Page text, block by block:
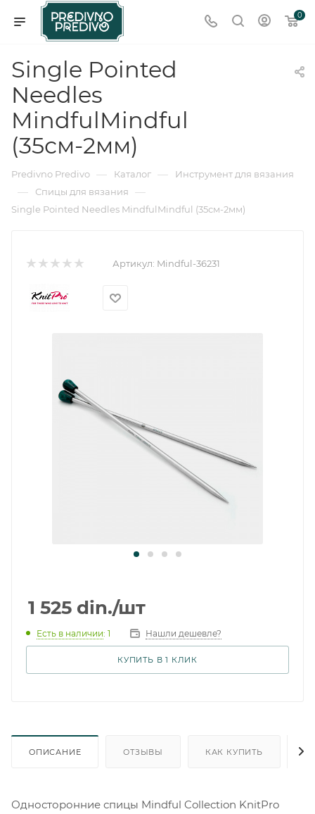
0
Single Pointed
Needles
MindfulMindful
(35см-2мм)
Predivno Predivo — Каталог — Инструмент для вязания
— Спицы для вязания —
Single Pointed Needles MindfulMindful (35см-2мм)
Артикул: Mindful-36231
1 525 din./шт
Есть в наличии: 1 Нашли дешевле?
КУПИТЬ В 1 КЛИК
ОПИСАНИЕ ОТЗЫВЫ КАК КУПИТЬ
Односторонние спицы Mindful Collection KnitPro